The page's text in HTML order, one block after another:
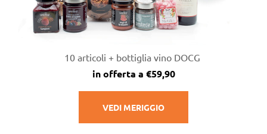
10 articoli + bottiglia vino DOCG
in offerta a €59,90
VEDI MERIGGIO